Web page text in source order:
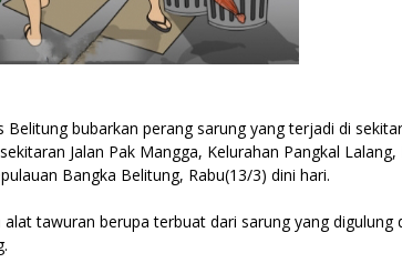
Belitung bubarkan perang sarung yang terjadi di
Jalan Pak Mangga, Kelurahan Pangkal
Bangka Belitung, Rabu(13/3) dini hari.
tawuran berupa terbuat dari sarung yang digulung